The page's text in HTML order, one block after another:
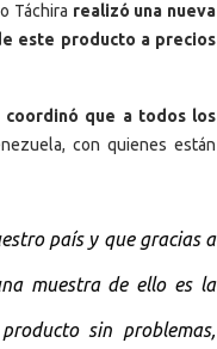
Táchira realizó una nueva
este producto a precios
coordinó que a todos los
con quienes están
país y que gracias a
muestra de ello es la
sin problemas,